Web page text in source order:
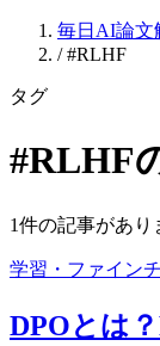
毎日AI論文
/ #RLHF
タグ
#RLHF
1件の記事があり
学習・ファイン
DPOとは